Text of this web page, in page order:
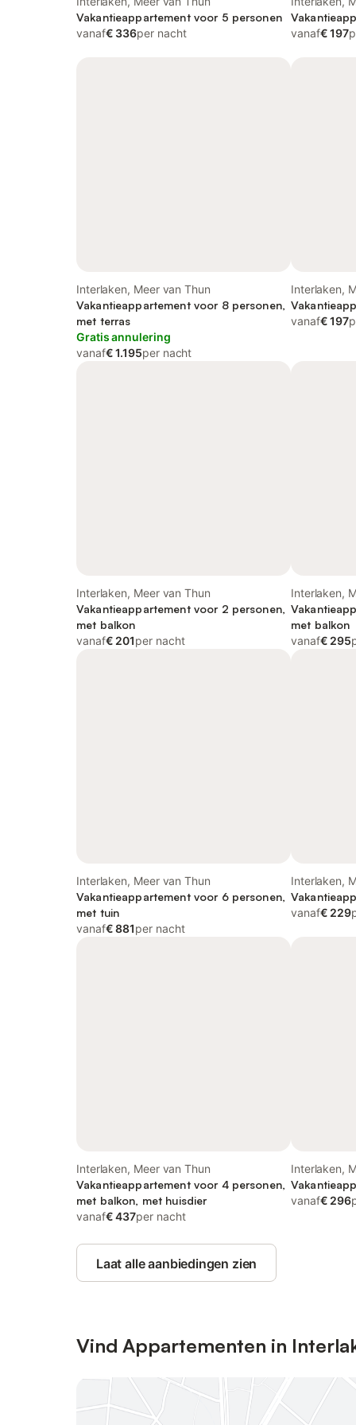
Vakantieappartement voor 5 personen
vanaf€ 336per nacht
vanaf€ 197
Interlaken, Meer van Thun
Vakantieappartement voor 8 personen,
met terras
Gratis annulering
vanaf€ 1.195per nacht
Interlaken,
vanaf€ 197
Interlaken, Meer van Thun
Vakantieappartement voor 2 personen,
met balkon
vanaf€ 201per nacht
Interlaken,
met balkon
vanaf€ 295
Interlaken, Meer van Thun
Vakantieappartement voor 6 personen,
met tuin
vanaf€ 881per nacht
Interlaken,
vanaf€ 229
Interlaken, Meer van Thun
Vakantieappartement voor 4 personen,
met balkon, met huisdier
vanaf€ 437per nacht
Interlaken,
vanaf€ 296
Laat alle aanbiedingen zien
Vind Appartementen in